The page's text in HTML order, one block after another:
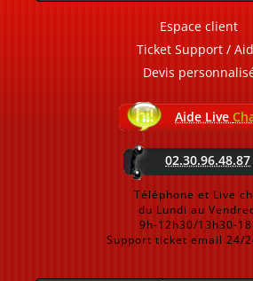
Espace client
Ticket Support /
Devis
Aide Live
02.30.96.48.87
Téléphone et Live
du Lundi au
9h-12h30/13h30-
Support ticket email 24/